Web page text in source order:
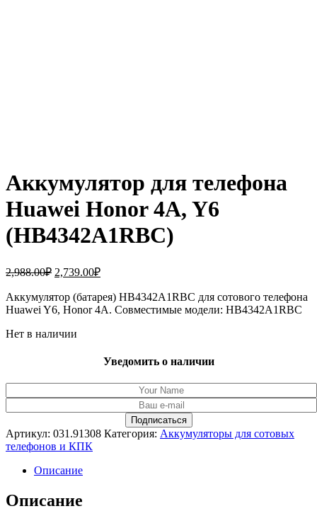
Аккумулятор для телефона
Huawei Honor 4A, Y6
(HB4342A1RBC)
2,988.00₽ Первоначальная
составляла
2,988.00₽.
2,739.00₽Текущая
2,739.00₽.
Аккумулятор (батарея) HB4342A1RBC для сотового телефона
Huawei Y6, Honor 4A. Совместимые модели: HB4342A1RBC
Нет в наличии
Уведомить о наличии
Артикул: 031.91308 Категория: Аккумуляторы для сотовых
телефонов и КПК
Описание
Описание